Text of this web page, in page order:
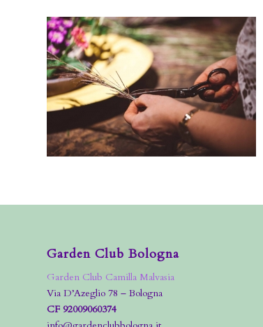
Garden Club Bologna
Garden Club Camilla Malvasia
Via D’Azeglio 78 – Bologna
CF 92009060374